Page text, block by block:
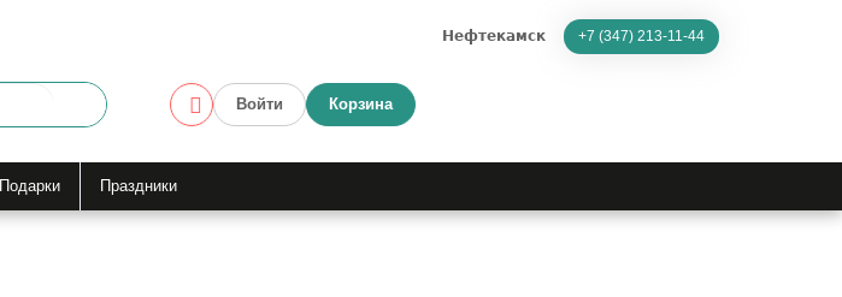
Нефтекамск +7 (347) 213-11-44
Войти Корзина
Подарки Праздники